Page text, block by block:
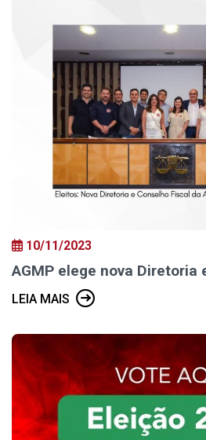
10/11/2023
AGMP elege nova Diretoria
LEIA MAIS